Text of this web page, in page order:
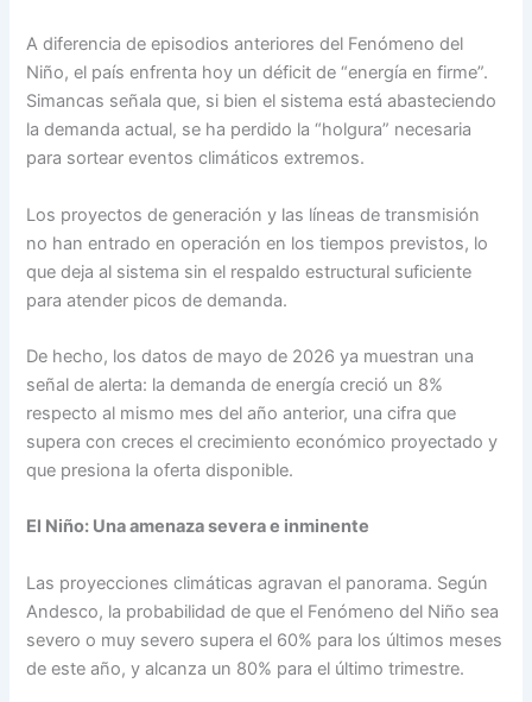
A diferencia de episodios anteriores del Fenómeno del
Niño, el país enfrenta hoy un déficit de “energía en firme”.
Simancas señala que, si bien el sistema está abasteciendo
la demanda actual, se ha perdido la “holgura” necesaria
para sortear eventos climáticos extremos.
Los proyectos de generación y las líneas de transmisión
no han entrado en operación en los tiempos previstos, lo
que deja al sistema sin el respaldo estructural suficiente
para atender picos de demanda.
De hecho, los datos de mayo de 2026 ya muestran una
señal de alerta: la demanda de energía creció un 8%
respecto al mismo mes del año anterior, una cifra que
supera con creces el crecimiento económico proyectado y
que presiona la oferta disponible.
El Niño: Una amenaza severa e inminente
Las proyecciones climáticas agravan el panorama. Según
Andesco, la probabilidad de que el Fenómeno del Niño sea
severo o muy severo supera el 60% para los últimos meses
de este año, y alcanza un 80% para el último trimestre.